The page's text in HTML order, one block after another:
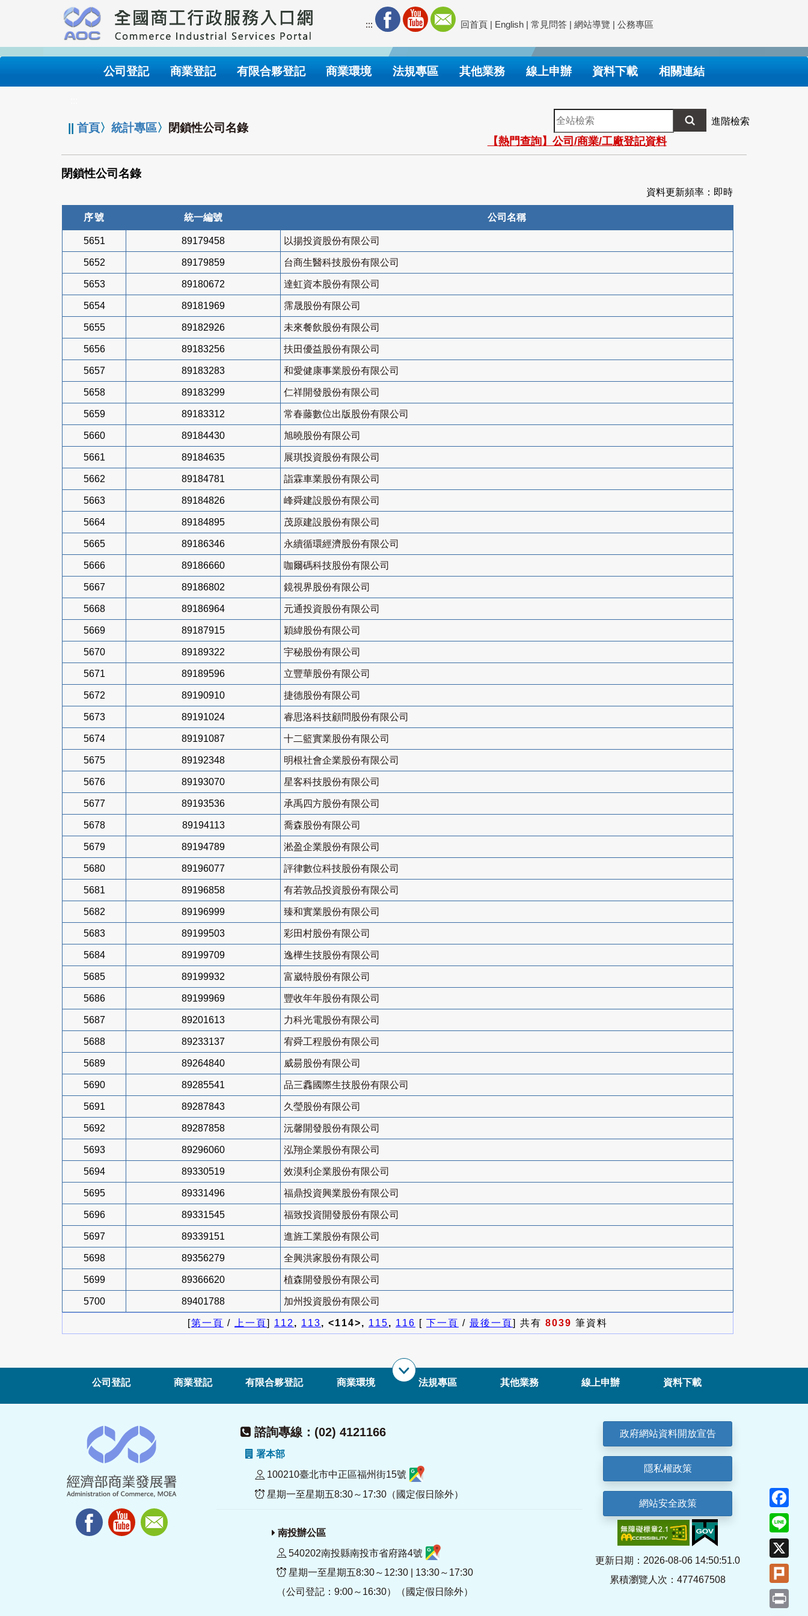
要
內
::: 回首頁 | English | 常見問答 | 網站導覽 | 公務專區
公司登記 商業登記 有限合夥登記 商業環境 法規專區 其他業務 線上申辦 資料下載 相關連結
||首頁〉統計專區〉 閉鎖性公司名錄
全
站
檢
索
進階檢索
【熱門查詢】公司/商業/工廠登記資料
閉鎖性公司名錄
資料更新頻率：即時
序號 統一編號 公司名稱
5651 89179458 以揚投資股份有限公司
5652 89179859 台商生醫科技股份有限公司
5653 89180672 達虹資本股份有限公司
5654 89181969 霈晟股份有限公司
5655 89182926 未來餐飲股份有限公司
5656 89183256 扶田優益股份有限公司
5657 89183283 和愛健康事業股份有限公司
5658 89183299 仁祥開發股份有限公司
5659 89183312 常春藤數位出版股份有限公司
5660 89184430 旭曉股份有限公司
5661 89184635 展琪投資股份有限公司
5662 89184781 詣霖車業股份有限公司
5663 89184826 峰舜建設股份有限公司
5664 89184895 茂原建設股份有限公司
5665 89186346 永續循環經濟股份有限公司
5666 89186660 咖爾碼科技股份有限公司
5667 89186802 鏡視界股份有限公司
5668 89186964 元通投資股份有限公司
5669 89187915 穎緯股份有限公司
5670 89189322 宇秘股份有限公司
5671 89189596 立豐華股份有限公司
5672 89190910 捷德股份有限公司
5673 89191024 睿思洛科技顧問股份有限公司
5674 89191087 十二籃實業股份有限公司
5675 89192348 明根社會企業股份有限公司
5676 89193070 星客科技股份有限公司
5677 89193536 承禹四方股份有限公司
5678 89194113 喬森股份有限公司
5679 89194789 淞盈企業股份有限公司
5680 89196077 評律數位科技股份有限公司
5681 89196858 有若敦品投資股份有限公司
5682 89196999 臻和實業股份有限公司
5683 89199503 彩田村股份有限公司
5684 89199709 逸樺生技股份有限公司
5685 89199932 富崴特股份有限公司
5686 89199969 豐收年年股份有限公司
5687 89201613 力科光電股份有限公司
5688 89233137 宥舜工程股份有限公司
5689 89264840 威昜股份有限公司
5690 89285541 品三馫國際生技股份有限公司
5691 89287843 久瑩股份有限公司
5692 89287858 沅馨開發股份有限公司
5693 89296060 泓翔企業股份有限公司
5694 89330519 效漠利企業股份有限公司
5695 89331496 福鼎投資興業股份有限公司
5696 89331545 福致投資開發股份有限公司
5697 89339151 進旌工業股份有限公司
5698 89356279 全興洪家股份有限公司
5699 89366620 植森開發股份有限公司
5700 89401788 加州投資股份有限公司
[第一頁 / 上一頁] 112, 113, <114>, 115, 116 [ 下一頁 / 最後一頁] 共有 8039 筆資料
公司登記 商業登記 有限合夥登記 商業環境 法規專區 其他業務 線上申辦 資料下載
諮詢專線：(02) 4121166
署本部
100210臺北市中正區福州街15號
星期一至星期五8:30～17:30（國定假日除外）
南投辦公區
540202南投縣南投市省府路4號
星期一至星期五8:30～12:30 | 13:30～17:30
（公司登記：9:00～16:30）（國定假日除外）
政府網站資料開放宣告
隱私權政策
網站安全政策
更新日期：2026-08-06 14:50:51.0
累積瀏覽人次：477467508